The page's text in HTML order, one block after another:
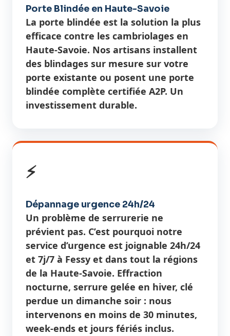
Porte Blindée en Haute-Savoie
La porte blindée est la solution la plus
efficace contre les cambriolages en
Haute-Savoie. Nos artisans installent
des blindages sur mesure sur votre
porte existante ou posent une porte
blindée complète certifiée A2P. Un
investissement durable.
⚡
Dépannage urgence 24h/24
Un problème de serrurerie ne
prévient pas. C’est pourquoi notre
service d’urgence est joignable 24h/24
et 7j/7 à Fessy et dans tout la régions
de la Haute-Savoie. Effraction
nocturne, serrure gelée en hiver, clé
perdue un dimanche soir : nous
intervenons en moins de 30 minutes,
week-ends et jours fériés inclus.